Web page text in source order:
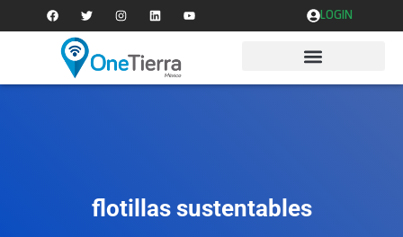
LOGIN
flotillas sustentables